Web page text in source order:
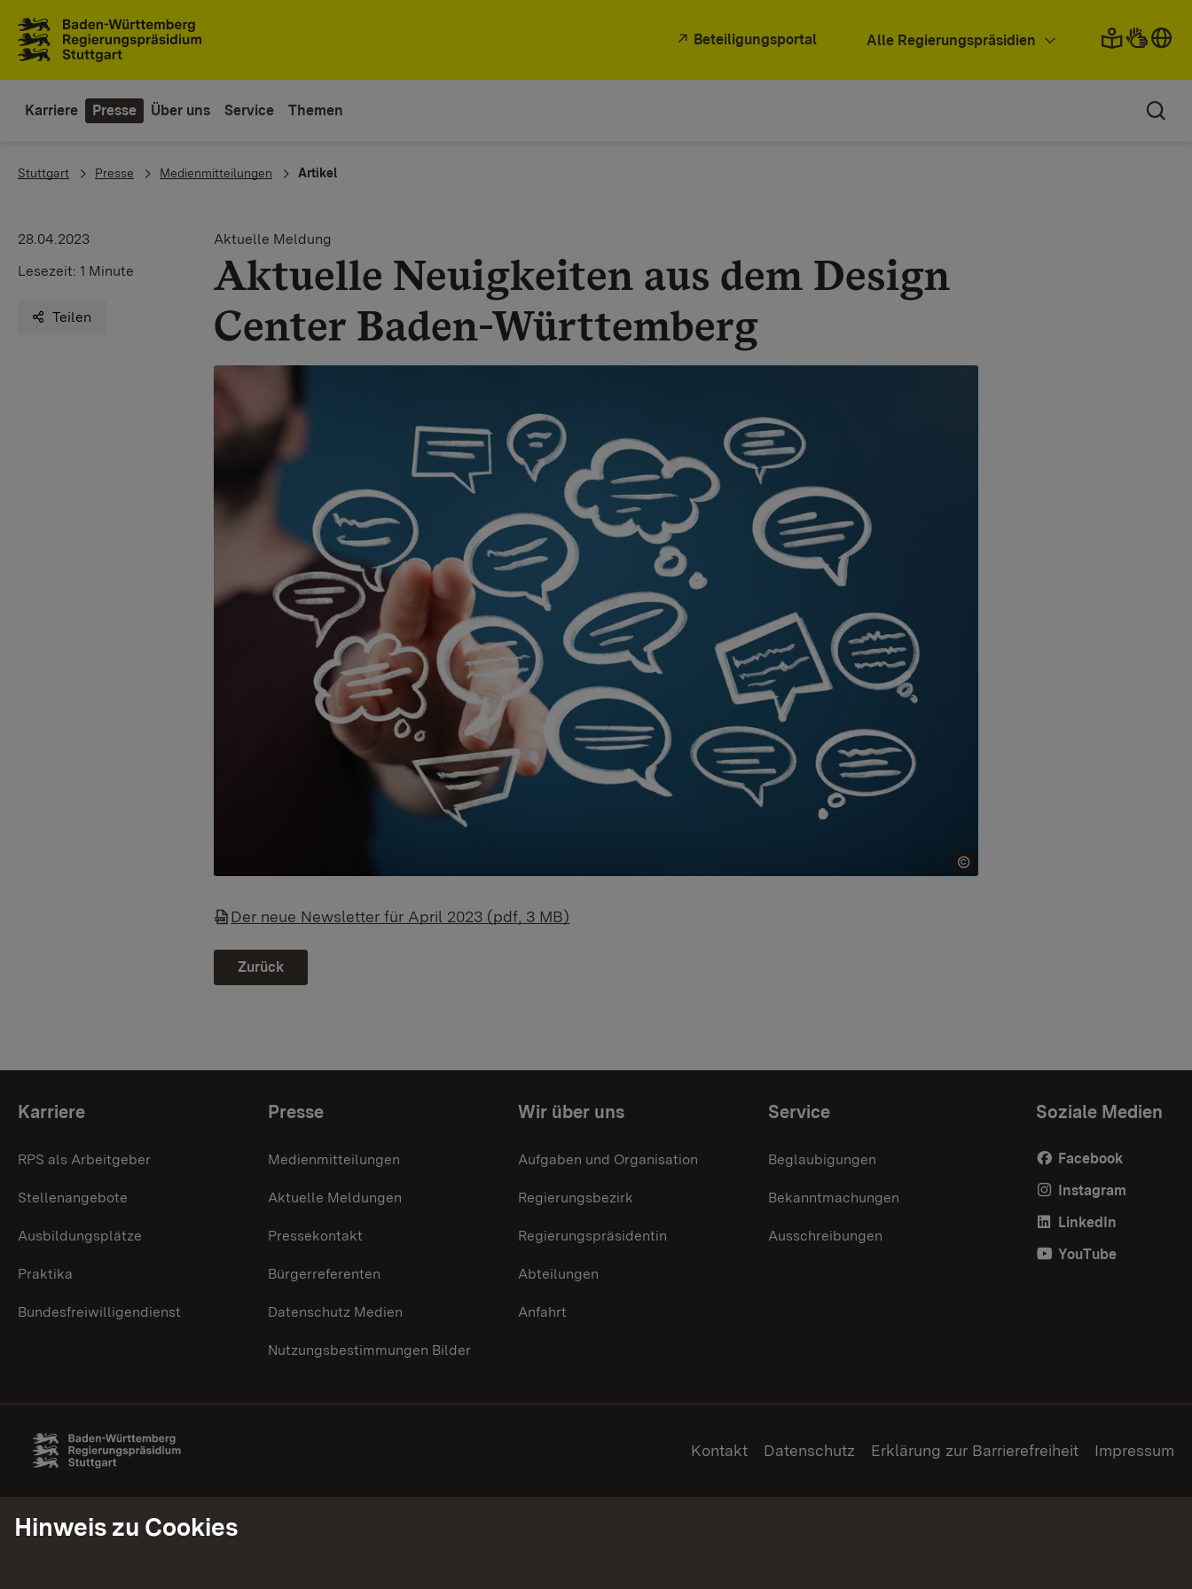
Beteiligungsportal Alle Regierungspräsidien
Karriere Presse Über uns Service Themen
You are here:
Stuttgart Presse Medienmitteilungen Artikel
28.04.2023
Lesezeit: 1 Minute
Teilen
Aktuelle Meldung
Aktuelle Neuigkeiten aus dem Design
Center Baden-Württemberg
Der neue Newsletter für April 2023 (pdf, 3 MB)
Zurück
Themenübersicht
Karriere
RPS als Arbeitgeber
Stellenangebote
Ausbildungsplätze
Praktika
Bundesfreiwilligendienst
Presse
Medienmitteilungen
Aktuelle Meldungen
Pressekontakt
Bürgerreferenten
Datenschutz Medien
Nutzungsbestimmungen Bilder
Wir über uns
Aufgaben und Organisation
Regierungsbezirk
Regierungspräsidentin
Abteilungen
Anfahrt
Service
Beglaubigungen
Bekanntmachungen
Ausschreibungen
Soziale Medien
Facebook
Instagram
LinkedIn
YouTube
Kontakt Datenschutz Erklärung zur Barrierefreiheit Impressum
Hinweis zu Cookies